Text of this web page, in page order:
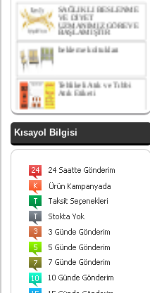
VE DİYET
UZMANIMIZ GÖREVE
BAŞLAMIŞTIR
bekleme koltukları
Atık Etiketi
kapaklı çöp kovası
yatak odası takımı
Paslanmaz Çelik ayrışım
kovası
Endüstriyel Çöp Kovası
Paslanmaz Çelik 90 Lt
430 Kalite
ünitesi
Kısayol Bilgisi